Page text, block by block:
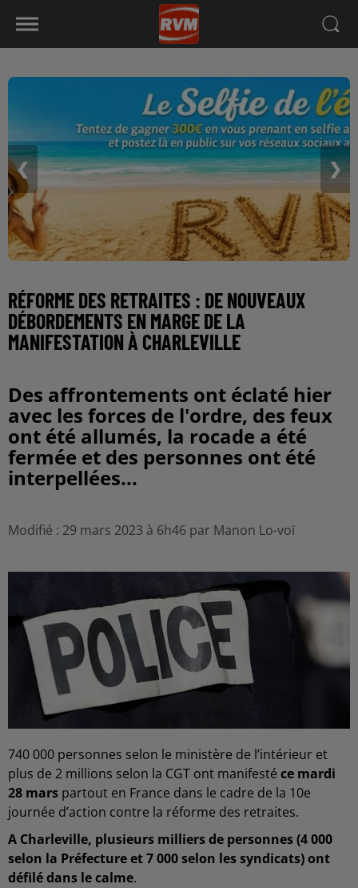
❮ ❯
RÉFORME DES RETRAITES : DE NOUVEAUX
DÉBORDEMENTS EN MARGE DE LA
MANIFESTATION À CHARLEVILLE
Des affrontements ont éclaté hier
avec les forces de l'ordre, des feux
ont été allumés, la rocade a été
fermée et des personnes ont été
interpellées...
Modifié : 29 mars 2023 à 6h46 par Manon Lo-voï
740 000 personnes selon le ministère de l’intérieur et
plus de 2 millions selon la CGT ont manifesté ce mardi
28 mars partout en France dans le cadre de la 10e
journée d’action contre la réforme des retraites.
A Charleville, plusieurs milliers de personnes (4 000
selon la Préfecture et 7 000 selon les syndicats) ont
défilé dans le calme.